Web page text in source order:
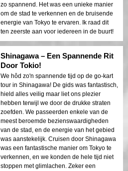
zo spannend. Het was een unieke manier
om de stad te verkennen en de bruisende
energie van Tokyo te ervaren. Ik raad dit
ten zeerste aan voor iedereen in de buurt!
Shinagawa – Een Spannende Rit
Door Tokio!
We hôd zo'n spannende tijd op de go-kart
tour in Shinagawa! De gids was fantastisch,
hield alles veilig maar liet ons plezier
hebben terwijl we door de drukke straten
zoefden. We passeerden enkele van de
meest beroemde bezienswaardigheden
van de stad, en de energie van het gebied
was aanstekelijk. Cruisen door Shinagawa
was een fantastische manier om Tokyo te
verkennen, en we konden de hele tijd niet
stoppen met glimlachen. Zeker een